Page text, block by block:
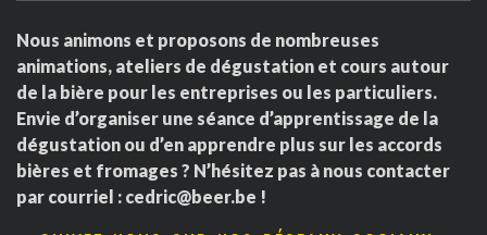
Nous animons et proposons de nombreuses
animations, ateliers de dégustation et cours autour
de la bière pour les entreprises ou les particuliers.
Envie d’organiser une séance d’apprentissage de la
dégustation ou d’en apprendre plus sur les accords
bières et fromages ? N’hésitez pas à nous contacter
par courriel : cedric@beer.be !